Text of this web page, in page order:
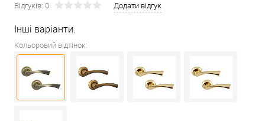
Відгуків: 0 Додати відгук
Інші варіанти:
Кольоровий відтінок: